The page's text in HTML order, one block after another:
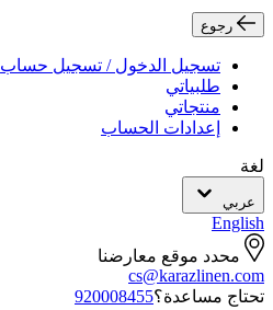
رجوع
تسجيل الدخول / تسجيل حساب
طلبياتي
منتجاتي
إعدادات الحساب
لغة
عربي
English
محدد موقع معارضنا
cs@karazlinen.com
تحتاج مساعدة؟920008455